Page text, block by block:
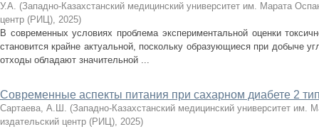
У.А. (Западно-Казахстанский медицинский университет им. Марата
центр (РИЦ), 2025)
В современных условиях проблема экспериментальной оценки
становится крайне актуальной, поскольку образующиеся при добыче
отходы обладают значительной ...
Современные аспекты питания при сахарном диабете 2
Сартаева, А.Ш. (Западно-Казахстанский медицинский университет им.
издательский центр (РИЦ), 2025)